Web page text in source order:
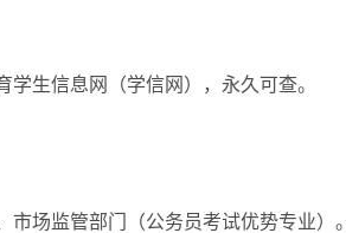
生信息网（学信网），永久可查。
场监管部门（公务员考试优势专业）。